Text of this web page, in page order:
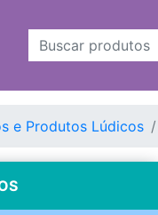
e Produtos Lúdicos